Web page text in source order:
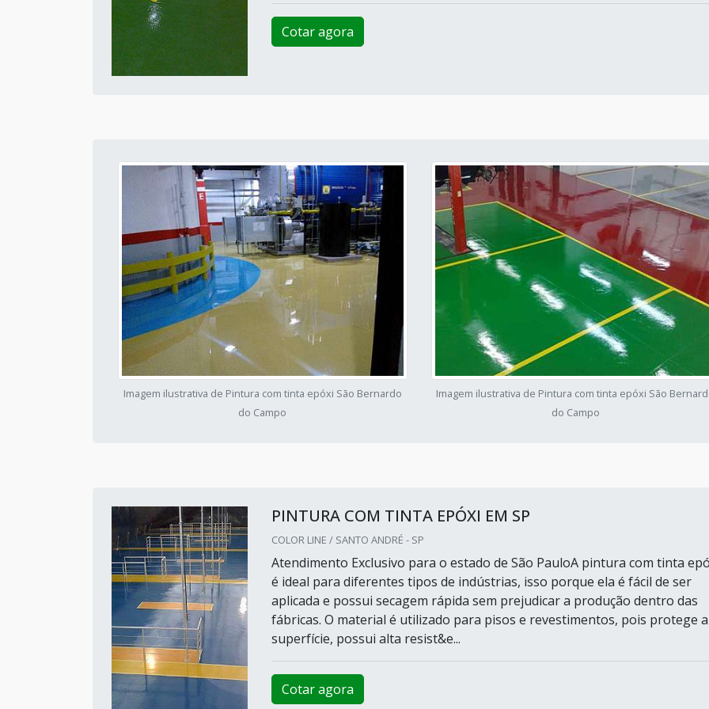
Cotar agora
Imagem ilustrativa de Pintura com tinta epóxi São Bernardo
do Campo
Imagem ilustrativa de Pintura com tinta epóxi São
do Campo
PINTURA COM TINTA EPÓXI EM SP
COLOR LINE / SANTO ANDRÉ - SP
Atendimento Exclusivo para o estado de São PauloA pintura com tinta
é ideal para diferentes tipos de indústrias, isso porque ela é fácil de ser
aplicada e possui secagem rápida sem prejudicar a produção dentro das
fábricas. O material é utilizado para pisos e revestimentos, pois protege a
superfície, possui alta resist&e...
Cotar agora